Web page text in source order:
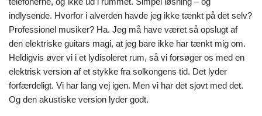
indlysende. Hvorfor i alverden havde jeg ikke tænkt på det selv?
Professionel musiker? Ha. Jeg må have været så opslugt af
den elektriske guitars magi, at jeg bare ikke har tænkt mig om.
Heldigvis øver vi i et lydisoleret rum, så vi forsøger os med en
elektrisk version af et stykke fra solkongens tid. Det lyder
forfærdeligt. Vi har lang vej igen. Men vi har det sjovt med det.
Og den akustiske version lyder godt.